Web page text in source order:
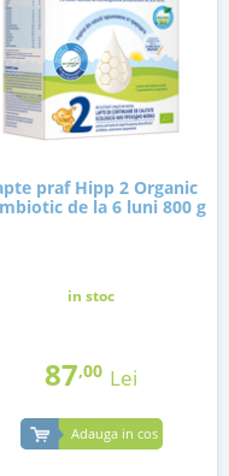
praf Hipp 2 Organic
de la 6 luni 800 g
in stoc
87,00 Lei
Adauga in cos